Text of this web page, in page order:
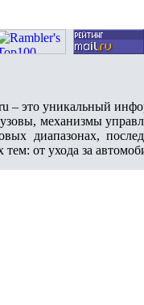
– это уникальный
механизмы
диапазонах,
от ухода за